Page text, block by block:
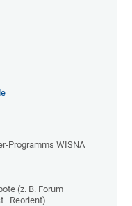
Programms WISNA
(z. B. Forum